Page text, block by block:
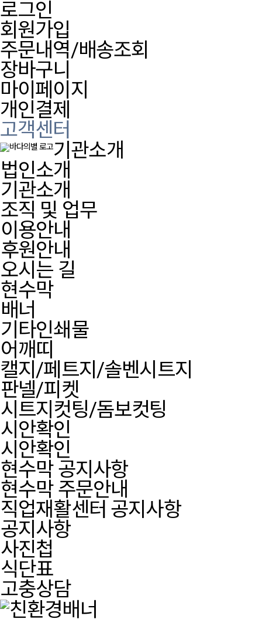
로그인
회원가입
주문내역/배송조회
장바구니
마이페이지
개인결제
고객센터
기관소개
법인소개
기관소개
조직 및 업무
이용안내
후원안내
오시는 길
현수막
배너
기타인쇄물
어깨띠
캘지/페트지/솔벤시트지
판넬/피켓
시트지컷팅/돔보컷팅
시안확인
시안확인
현수막 공지사항
현수막 주문안내
직업재활센터 공지사항
공지사항
사진첩
식단표
고충상담